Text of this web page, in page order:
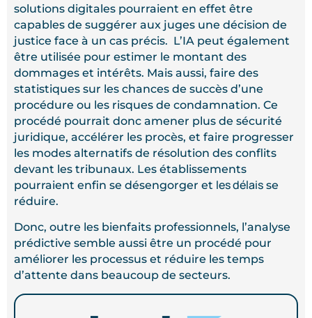
solutions digitales pourraient en effet être
capables de suggérer aux juges une décision de
justice face à un cas précis. L’IA peut également
être utilisée pour estimer le montant des
dommages et intérêts. Mais aussi, faire des
statistiques sur les chances de succès d’une
procédure ou les risques de condamnation. Ce
procédé pourrait donc amener plus de sécurité
juridique, accélérer les procès, et faire progresser
les modes alternatifs de résolution des conflits
devant les tribunaux. Les établissements
pourraient enfin se désengorger et les délais se
réduire.
Donc, outre les bienfaits professionnels, l’analyse
prédictive semble aussi être un procédé pour
améliorer les processus et réduire les temps
d’attente dans beaucoup de secteurs.